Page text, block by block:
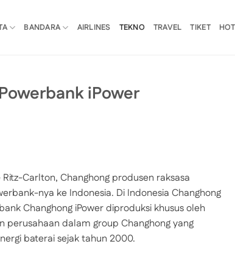
BANDARA AIRLINES TEKNO TRAVEL TIKET
iPower
Carlton, Changhong produsen raksasa
nya ke Indonesia. Di Indonesia Changhong
Changhong iPower diproduksi khusus oleh
perusahaan dalam group Changhong yang
baterai sejak tahun 2000.